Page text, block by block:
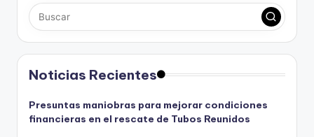
Noticias Recientes
Presuntas maniobras para mejorar condiciones
financieras en el rescate de Tubos Reunidos